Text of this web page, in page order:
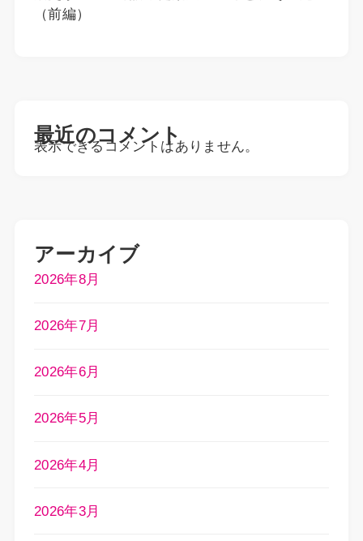
（前編）
最近のコメント
表示できるコメントはありません。
アーカイブ
2026年8月
2026年7月
2026年6月
2026年5月
2026年4月
2026年3月